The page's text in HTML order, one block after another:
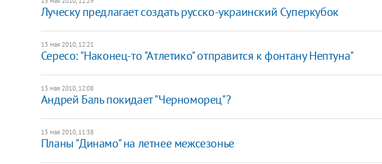
Луческу предлагает создать русско-украинский Суперкубок
13 мая 2010, 12:21
Сересо: "Наконец-то "Атлетико" отправится к фонтану Нептуна"
13 мая 2010, 12:08
Андрей Баль покидает "Черноморец"?
13 мая 2010, 11:38
Планы "Динамо" на летнее межсезонье